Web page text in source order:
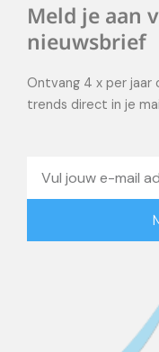
Meld je aan
nieuwsbrief
Ontvang 4 x per jaar
trends direct in je